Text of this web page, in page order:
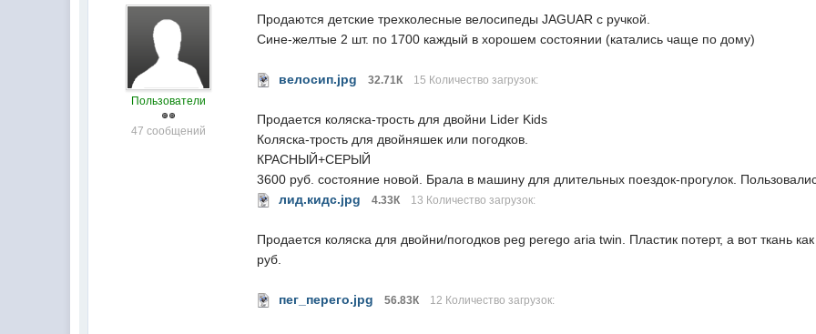
Пользователи
47 сообщений
Продаются детские трехколесные велосипеды JAGUAR с ручкой.
Сине-желтые 2 шт. по 1700 каждый в хорошем состоянии (катались чаще по дому)
велосип.jpg 32.71К 15 Количество загрузок:
Продается коляска-трость для двойни Lider Kids
Коляска-трость для двойняшек или погодков.
КРАСНЫЙ+СЕРЫЙ
3600 руб. состояние новой. Брала в машину для длительных поездок-прогулок.
лид.кидс.jpg
4.33К 13 Количество загрузок:
Продается коляска для двойни/погодков peg perego aria twin. Пластик потерт, а вот ткань
руб.
пег_перего.jpg 56.83К 12 Количество загрузок: